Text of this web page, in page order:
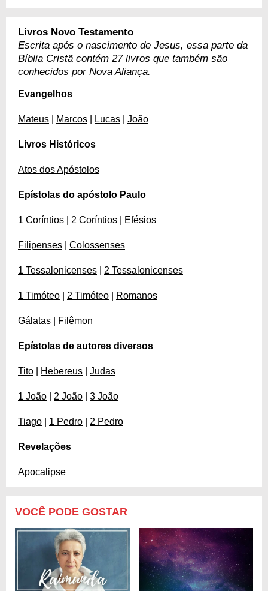
Livros Novo Testamento
Escrita após o nascimento de Jesus, essa parte da
Bíblia Cristã contém 27 livros que também são
conhecidos por Nova Aliança.
Evangelhos
Mateus Marcos Lucas João
Livros Históricos
Atos dos Apóstolos
Epístolas do apóstolo Paulo
1 Coríntios 2 Coríntios Efésios
Filipenses Colossenses
1 Tessalonicenses 2 Tessalonicenses
1 Timóteo 2 Timóteo Romanos
Gálatas Filêmon
Epístolas de autores diversos
Tito Hebereus Judas
1 João 2 João 3 João
Tiago 1 Pedro 2 Pedro
Revelações
Apocalipse
VOCÊ PODE GOSTAR